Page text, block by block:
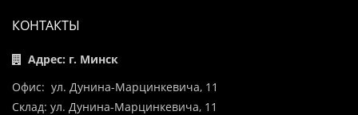
КОНТАКТЫ
Адрес: г. Минск
Офис: ул. Дунина-Марцинкевича, 11
Склад: ул. Дунина-Марцинкевича, 11